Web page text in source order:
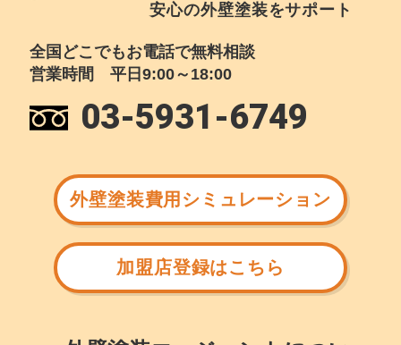
安心の外壁塗装をサポート
全国どこでもお電話で無料相談
営業時間 平日9:00～18:00
03-5931-6749
外壁塗装費用シミュレーション
加盟店登録はこちら